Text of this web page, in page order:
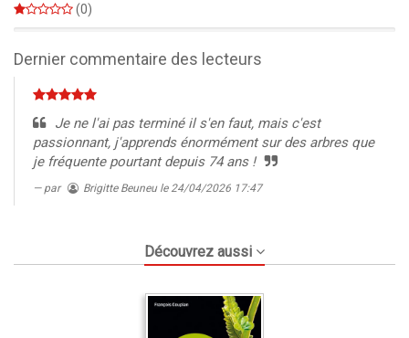
(0)
Dernier commentaire des lecteurs
Je ne l'ai pas terminé il s'en faut, mais c'est
passionnant, j'apprends énormément sur des arbres que
je fréquente pourtant depuis 74 ans !
par Brigitte Beuneu le 24/04/2026 17:47
Découvrez aussi